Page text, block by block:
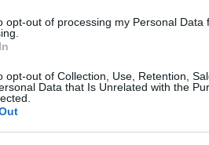
opt-out of processing my Personal Data
opt-out of Collection, Use, Retention,
Data that Is Unrelated with the
Ένωσης
EVRIPOS 90FM
ότι θα είναι υποψήφιος
Θεσσαλονίκης.
όπως είπε.